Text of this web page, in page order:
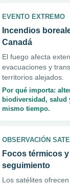
EVENTO EXTREMO
Incendios
Canadá
El fuego afecta
evacuaciones y
territorios alejados.
Por qué importa:
biodiversidad, salud
mismo tiempo.
OBSERVACIÓN
Focos térmicos
seguimiento
Los satélites